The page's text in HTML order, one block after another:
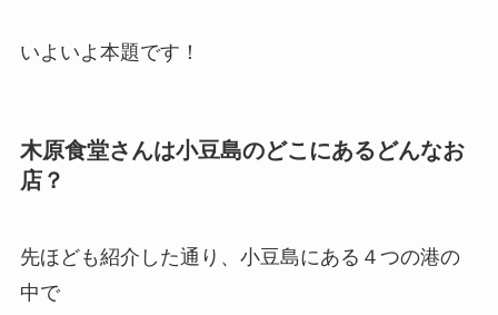
いよいよ本題です！
木原食堂さんは小豆島のどこにあるどんなお
店？
先ほども紹介した通り、小豆島にある４つの港の
中で